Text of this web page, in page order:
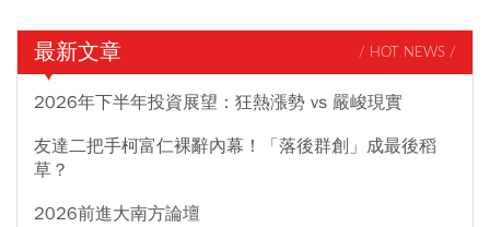
最新文章 / HOT NEWS /
2026年下半年投資展望：狂熱漲勢 vs 嚴峻現實
友達二把手柯富仁裸辭內幕！「落後群創」成最後稻
草？
2026前進大南方論壇